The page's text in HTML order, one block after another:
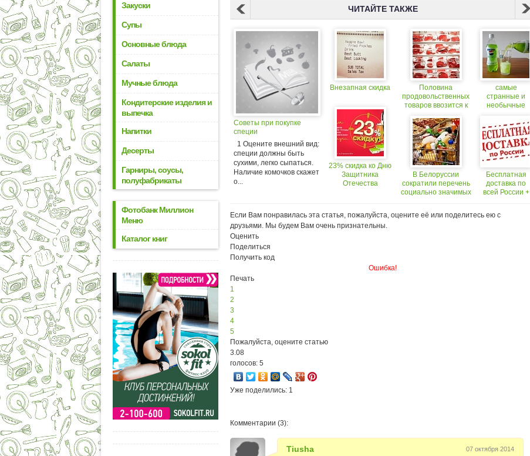
Закуски
Супы
Основные блюда
Салаты
Мучные блюда
Кондитерские изделия и
выпечка
Напитки
Десерты
Гарниры, соусы,
полуфабрикаты
Фотобанк Миллион
Меню
Каталог книг
ЧИТАЙТЕ ТАКЖЕ
Советы при покупке
специи
1 Оцените внешний вид:
специи должны быть
сухими, легко сыпаться.
Наличие комочков скажет
о...
Внезапная скидка
23% скидка ко Дню
Защитника
Отечества
Половина
продовольственных
товаров ввозится к
В Белоруссии
сократили перечень
социально значимых
самые
странные и
необычные
известных
брендов
Бесплатная
доставка по
всей России +
Если Вам понравилась эта статья, пожалуйста, оцените её или поделитесь ею с
друзьями. Мы будем Вам очень признательны.
Оценить
Поделиться
Получить код
Ошибка!
Печать
1
2
3
4
5
Пожалуйста, оцените статью
3.08
голосов: 5
Уже поделились: 1
Комментарии (3):
Tiusha 07 октября 2014